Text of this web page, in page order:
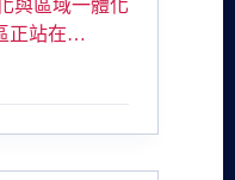
與區域一體化
正站在…